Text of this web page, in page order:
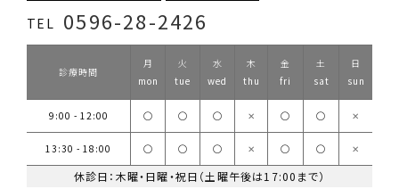
TEL 0596-28-2426
診療時間
月
mon
火
tue
水
wed
木
thu
金
fri
土
sat
日
sun
9:00 - 12:00 ◯ ◯ ◯ ✕ ◯ ◯ ✕
13:30 - 18:00 ◯ ◯ ◯ ✕ ◯ ◯ ✕
休診日：木曜・日曜・祝日（土曜午後は17:00まで）